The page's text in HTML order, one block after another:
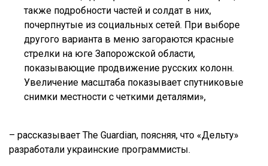
также подробности частей и солдат в них,
почерпнутые из социальных сетей. При выборе
другого варианта в меню загораются красные
стрелки на юге Запорожской области,
показывающие продвижение русских колонн.
Увеличение масштаба показывает спутниковые
снимки местности с четкими деталями»,
– рассказывает The Guardian, поясняя, что «Дельту»
разработали украинские программисты.